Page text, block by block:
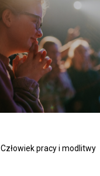
Człowiek pracy i modlitwy